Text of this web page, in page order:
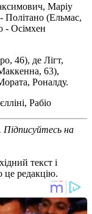
Маріу
Політано (Ельмас,
- Осімхен
46), де Лігт,
63),
Роналду.
Рабіо
на
текст і
це редакцію.